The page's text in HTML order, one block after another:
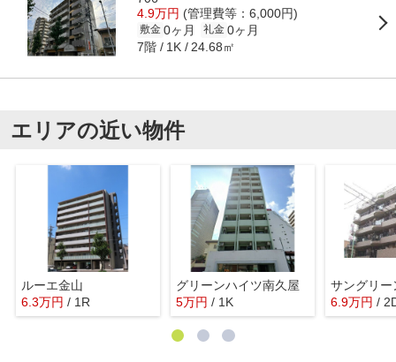
4.9万円 (管理費等：6,000円)
敷金 0ヶ月 礼金 0ヶ月
7階 1K 24.68㎡
エリアの近い物件
ルーエ金山
6.3万円 / 1R
グリーンハイツ南久屋
5万円 / 1K
サングリー
6.9万円 /